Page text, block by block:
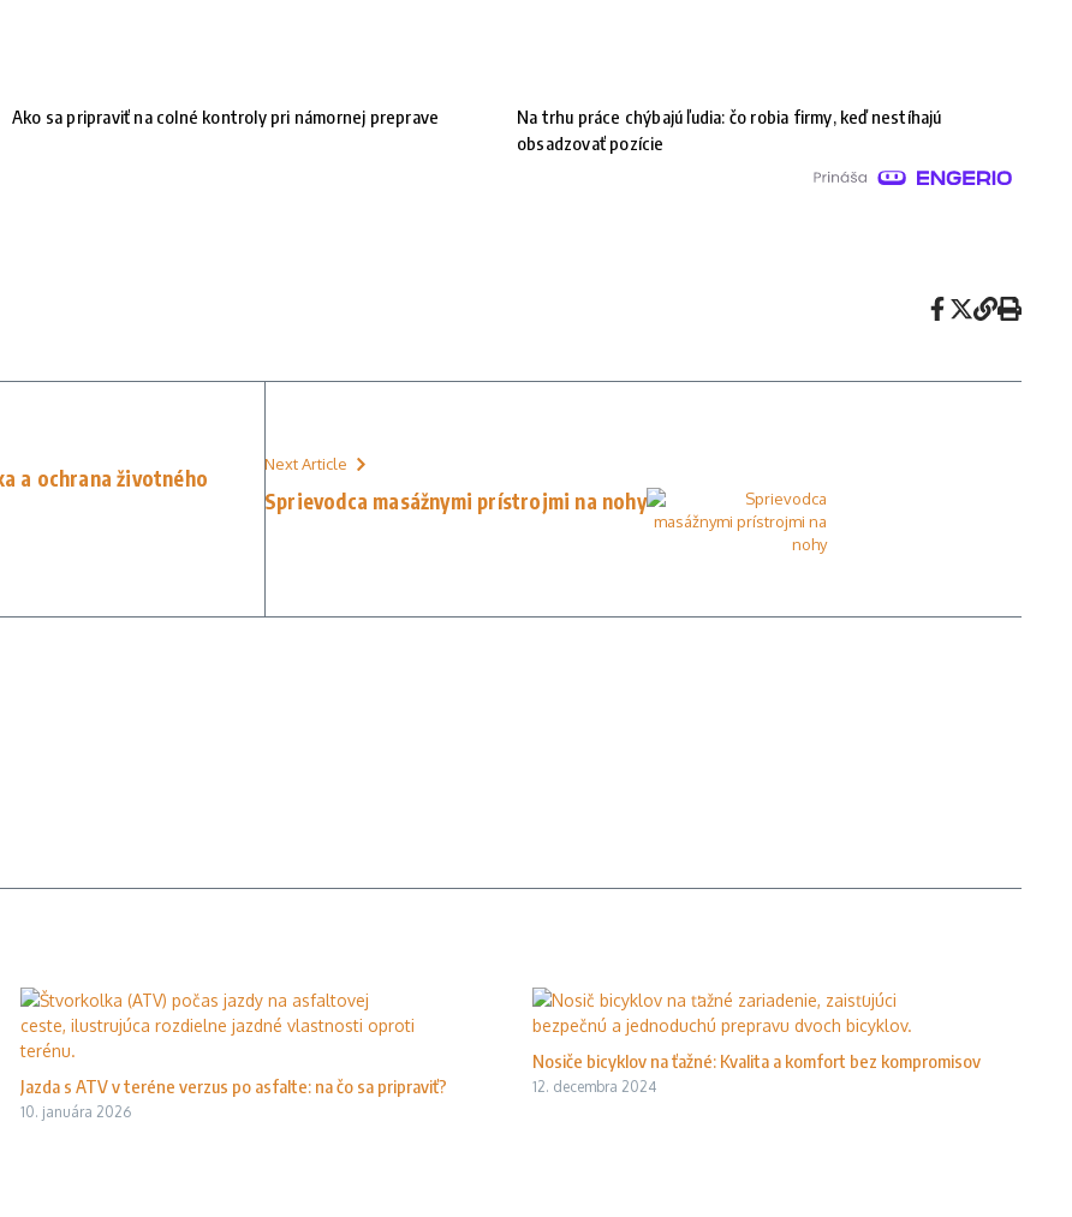
Ako sa pripraviť na colné kontroly pri námornej preprave
Na trhu práce chýbajú ľudia: čo robia firmy, keď nestíhajú
obsadzovať pozície
a ochrana životného
Next Article
Sprievodca masážnymi prístrojmi na nohy
Jazda s ATV v teréne verzus po asfalte: na čo sa pripraviť?
10. januára 2026
Nosiče bicyklov na ťažné: Kvalita a komfort bez kompromisov
12. decembra 2024